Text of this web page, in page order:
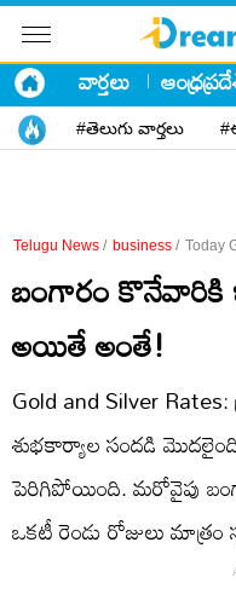
వార్తలు
#తెలుగు వార్తలు
Telugu News / business / Today
బంగారం కొనేవారికి
అయితే అంతే!
Gold and Silver Rates:
శుభకార్యాల సందడి
పెరిగిపోయింది. మరోవైపు
ఒకటీ రెండు రోజులు మాత్రం